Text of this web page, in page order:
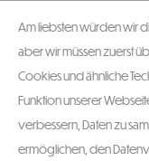
Weitere
Am liebsten würden wir
aber wir müssen zuerst
Cookies und ähnliche
Funktion unserer
verbessern, Daten zu
ermöglichen, den